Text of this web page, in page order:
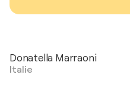
Donatella Marraoni
Italie